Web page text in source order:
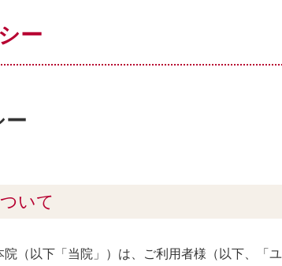
ー
ー
いて
（以下「当院」）は、ご利用者様（以下、「ユ